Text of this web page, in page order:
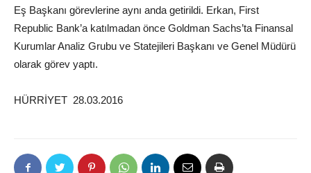
Eş Başkanı görevlerine aynı anda getirildi. Erkan, First
Republic Bank’a katılmadan önce Goldman Sachs’ta Finansal
Kurumlar Analiz Grubu ve Statejileri Başkanı ve Genel Müdürü
olarak görev yaptı.
HÜRRİYET 28.03.2016